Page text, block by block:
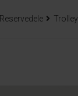
Reservedele Trolley